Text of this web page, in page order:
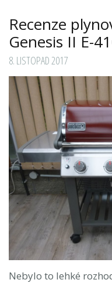
Recenze
Genesis II E-
8. LISTOPAD 2017
Nebylo to lehké